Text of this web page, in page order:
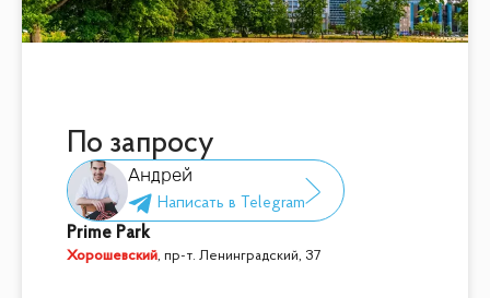
По запросу
Андрей
Prime Park
Хорошевский, пр-т. Ленинградский, 37